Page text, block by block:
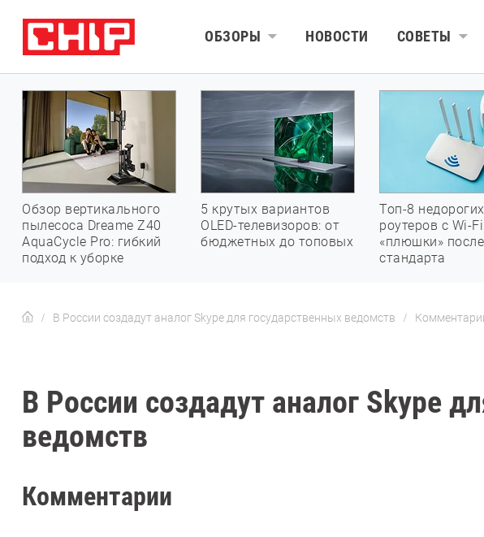
ОБЗОРЫ НОВОСТИ СОВЕТЫ
Обзор вертикального
пылесоса Dreame Z40
AquaCycle Pro: гибкий
подход к уборке
5 крутых вариантов
OLED-телевизоров: от
бюджетных до топовых
Топ-8 недорогих
роутеров с Wi-
«плюшки»
стандарта
В России создадут аналог Skype для государственных ведомств
В России создадут аналог Skype
ведомств
Комментарии